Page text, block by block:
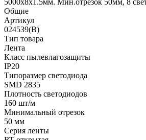
5000х8х1.5мм. Мин.отрезок 50мм, 8
Общие
Артикул
024539(B)
Тип товара
Лента
Класс пылевлагозащиты
IP20
Типоразмер светодиода
SMD 2835
Плотность светодиодов
160 шт/м
Минимальный отрезок
50 мм
Серия ленты